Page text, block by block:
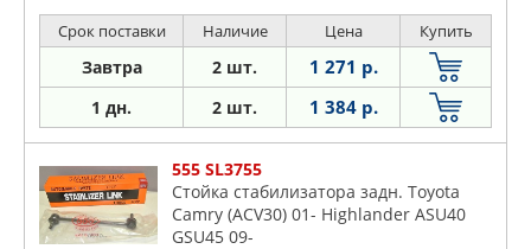
Срок поставки Наличие Цена Купить
Завтра 2 шт. 1 271 р.
1 дн. 2 шт. 1 384 р.
555 SL3755
Стойка стабилизатора задн. Toyota
Camry (ACV30) 01- Highlander ASU40
GSU45 09-